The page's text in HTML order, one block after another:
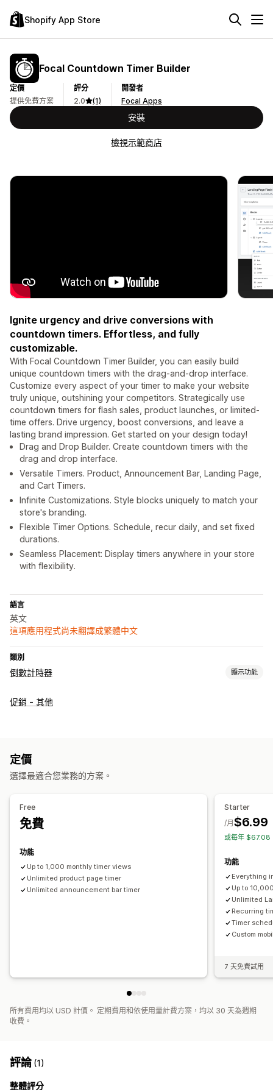
Shopify App Store
Focal Countdown Timer Builder
定價
提供免費方案
評分
2.0
(1)
開發者
Focal Apps
安裝
檢視示範商店
Ignite urgency and drive conversions with
countdown timers. Effortless, and fully
customizable.
With Focal Countdown Timer Builder, you can easily build
unique countdown timers with the drag-and-drop interface.
Customize every aspect of your timer to make your website
truly unique, outshining your competitors. Strategically use
countdown timers for flash sales, product launches, or limited-
time offers. Drive urgency, boost conversions, and leave a
lasting brand impression. Get started on your design today!
Drag and Drop Builder. Create countdown timers with the
drag and drop interface.
Versatile Timers. Product, Announcement Bar, Landing Page,
and Cart Timers.
Infinite Customizations. Style blocks uniquely to match your
store's branding.
Flexible Timer Options. Schedule, recur daily, and set fixed
durations.
Seamless Placement: Display timers anywhere in your store
with flexibility.
語言
英文
這項應用程式尚未翻譯成繁體中文
類別
倒數計時器 顯示功能
顯示選項
計時選項
定期 已排程 日期範圍
計時器類型
每日優惠
新品上市
促銷 - 其他
定價
選擇最適合您業務的方案。
Free
免費
功能
Up to 1,000 monthly timer views
Unlimited product page timer
Unlimited announcement bar timer
Starter
$6.99
/月
或每年 $67.08
功能
Everything
Up to
Unlimited
Recurring
Timer
Custom
7 天免費試用
所有費用均以 USD 計價。 定期費用和依使用量計費方案，均以 30 天為週期
收費。
評論(1)
整體評分